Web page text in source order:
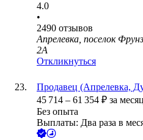
4.0
•
2490 отзывов
Апрелевка, поселок
2А
Откликнуться
Продавец (Апрелевка,
45 714 – 61 354 ₽ за
Без опыта
Выплаты: Два раза в